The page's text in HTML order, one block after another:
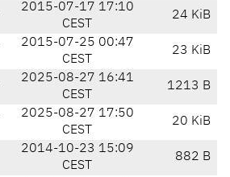
2015-07-17 17:10
CEST
24 KiB
2015-07-25 00:47
CEST
23 KiB
2025-08-27 16:41
CEST
1213 B
2025-08-27 17:50
CEST
20 KiB
2014-10-23 15:09
CEST
882 B